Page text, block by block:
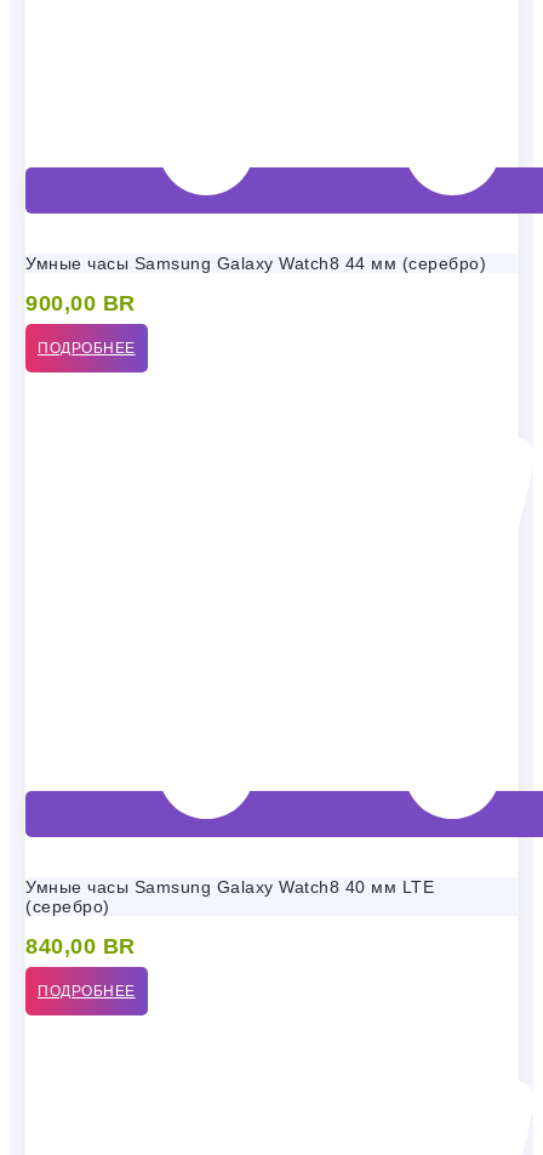
Умные часы Samsung Galaxy Watch8 44 мм (серебро)
900,00 BR
ПОДРОБНЕЕ
Умные часы Samsung Galaxy Watch8 40 мм LTE
(серебро)
840,00 BR
ПОДРОБНЕЕ